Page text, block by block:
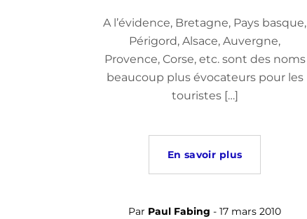
A l’évidence, Bretagne, Pays basque,
Périgord, Alsace, Auvergne,
Provence, Corse, etc. sont des noms
beaucoup plus évocateurs pour les
touristes […]
En savoir plus
Par Paul Fabing - 17 mars 2010